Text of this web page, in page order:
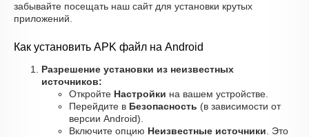
забывайте посещать наш сайт для установки крутых
приложений.
Как установить APK файл на Android
Разрешение установки из неизвестных
источников:
Откройте Настройки на вашем устройстве.
Перейдите в Безопасность (в зависимости от
версии Android).
Включите опцию Неизвестные источники . Это